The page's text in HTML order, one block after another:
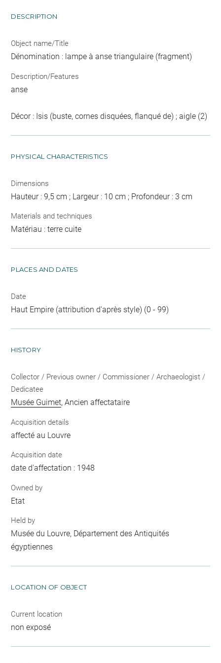
DESCRIPTION
Object name/Title
Dénomination : lampe à anse triangulaire (fragment)
Description/Features
anse
Décor : Isis (buste, cornes disquées, flanqué de) ; aigle (2)
PHYSICAL CHARACTERISTICS
Dimensions
Hauteur : 9,5 cm ; Largeur : 10 cm ; Profondeur : 3 cm
Materials and techniques
Matériau : terre cuite
PLACES AND DATES
Date
Haut Empire (attribution d'après style) (0 - 99)
HISTORY
Collector / Previous owner / Commissioner / Archaeologist /
Dedicatee
Musée Guimet, Ancien affectataire
Acquisition details
affecté au Louvre
Acquisition date
date d'affectation : 1948
Owned by
Etat
Held by
Musée du Louvre, Département des Antiquités
égyptiennes
LOCATION OF OBJECT
Current location
non exposé